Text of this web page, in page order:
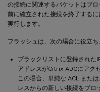
の接続に関連するパケットはブ
前に確立された接続を終了する
実行します。
フラッシュは、次の場合に役立ち
ブラックリストに登録された
アドレスがCitrix ADCにアク
この場合、単純な ACL また
レスからの新しい接続をブロ